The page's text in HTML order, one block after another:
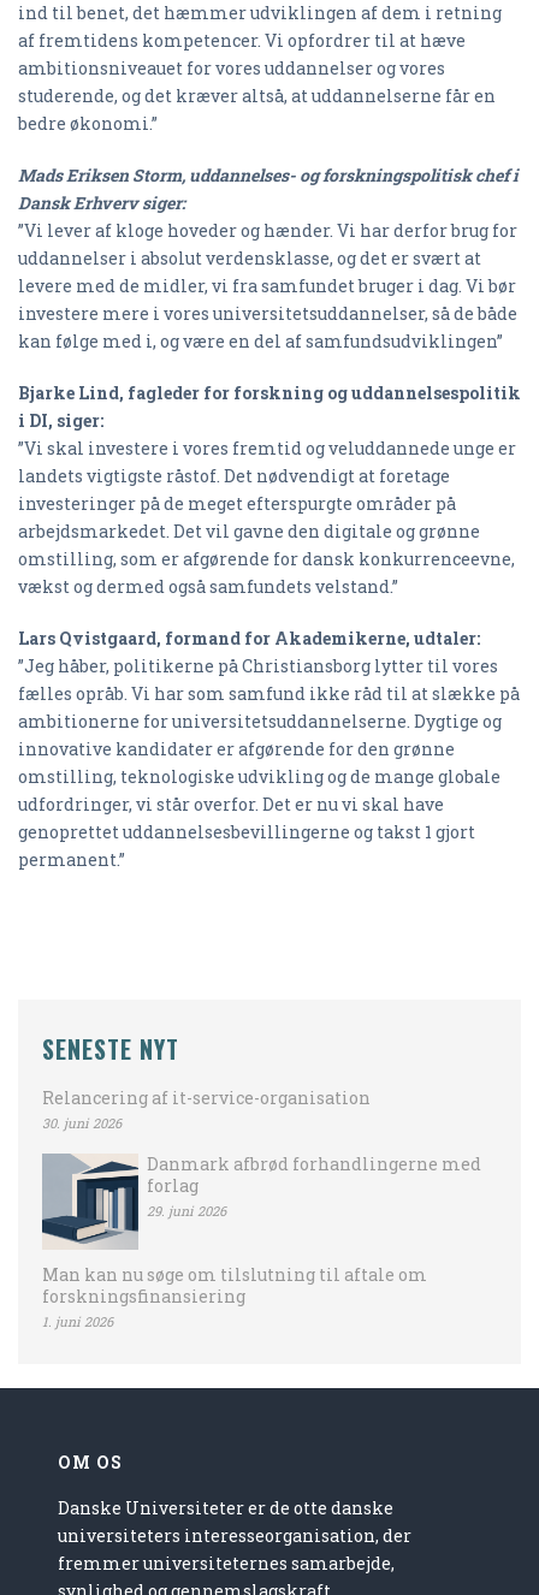
ind til benet, det hæmmer udviklingen af dem i retning
af fremtidens kompetencer. Vi opfordrer til at hæve
ambitionsniveauet for vores uddannelser og vores
studerende, og det kræver altså, at uddannelserne får en
bedre økonomi.”
Mads Eriksen Storm, uddannelses- og forskningspolitisk chef i
Dansk Erhverv siger:
”Vi lever af kloge hoveder og hænder. Vi har derfor brug for
uddannelser i absolut verdensklasse, og det er svært at
levere med de midler, vi fra samfundet bruger i dag. Vi bør
investere mere i vores universitetsuddannelser, så de både
kan følge med i, og være en del af samfundsudviklingen”
Bjarke Lind, fagleder for forskning og uddannelsespolitik
i DI, siger:
”Vi skal investere i vores fremtid og veluddannede unge er
landets vigtigste råstof. Det nødvendigt at foretage
investeringer på de meget efterspurgte områder på
arbejdsmarkedet. Det vil gavne den digitale og grønne
omstilling, som er afgørende for dansk konkurrenceevne,
vækst og dermed også samfundets velstand.”
Lars Qvistgaard, formand for Akademikerne, udtaler:
”Jeg håber, politikerne på Christiansborg lytter til vores
fælles opråb. Vi har som samfund ikke råd til at slække på
ambitionerne for universitetsuddannelserne. Dygtige og
innovative kandidater er afgørende for den grønne
omstilling, teknologiske udvikling og de mange globale
udfordringer, vi står overfor. Det er nu vi skal have
genoprettet uddannelsesbevillingerne og takst 1 gjort
permanent.”
SENESTE NYT
Relancering af it-service-organisation
30. juni 2026
Danmark afbrød forhandlingerne med
forlag
29. juni 2026
Man kan nu søge om tilslutning til aftale om
forskningsfinansiering
1. juni 2026
OM OS
Danske Universiteter er de otte danske
universiteters interesseorganisation, der
fremmer universiteternes samarbejde,